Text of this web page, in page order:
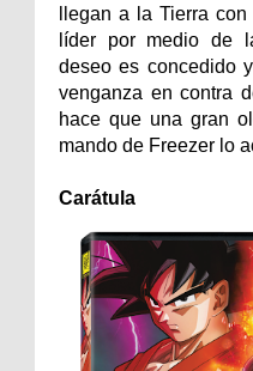
llegan a la Tierra
líder por medio de
deseo es concedido
venganza en contra
hace que una gran
mando de Freezer lo
Carátula